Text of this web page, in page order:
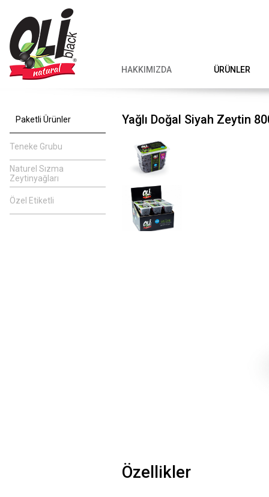
HAKKIMIZDA ÜRÜNLER
Paketli Ürünler
Teneke Grubu
Naturel Sızma
Zeytinyağları
Özel Etiketli
Yağlı Doğal Siyah Zeytin
Özellikler